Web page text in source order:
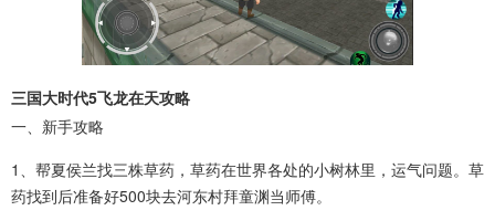
三国大时代5飞龙在天攻略
一、新手攻略
1、帮夏侯兰找三株草药，草药在世界各处的小树林里，运气问题。草
药找到后准备好500块去河东村拜童渊当师傅。